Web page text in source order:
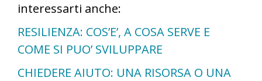
interessarti anche:
RESILIENZA: COS’E’, A COSA SERVE E
COME SI PUO’ SVILUPPARE
CHIEDERE AIUTO: UNA RISORSA O UNA